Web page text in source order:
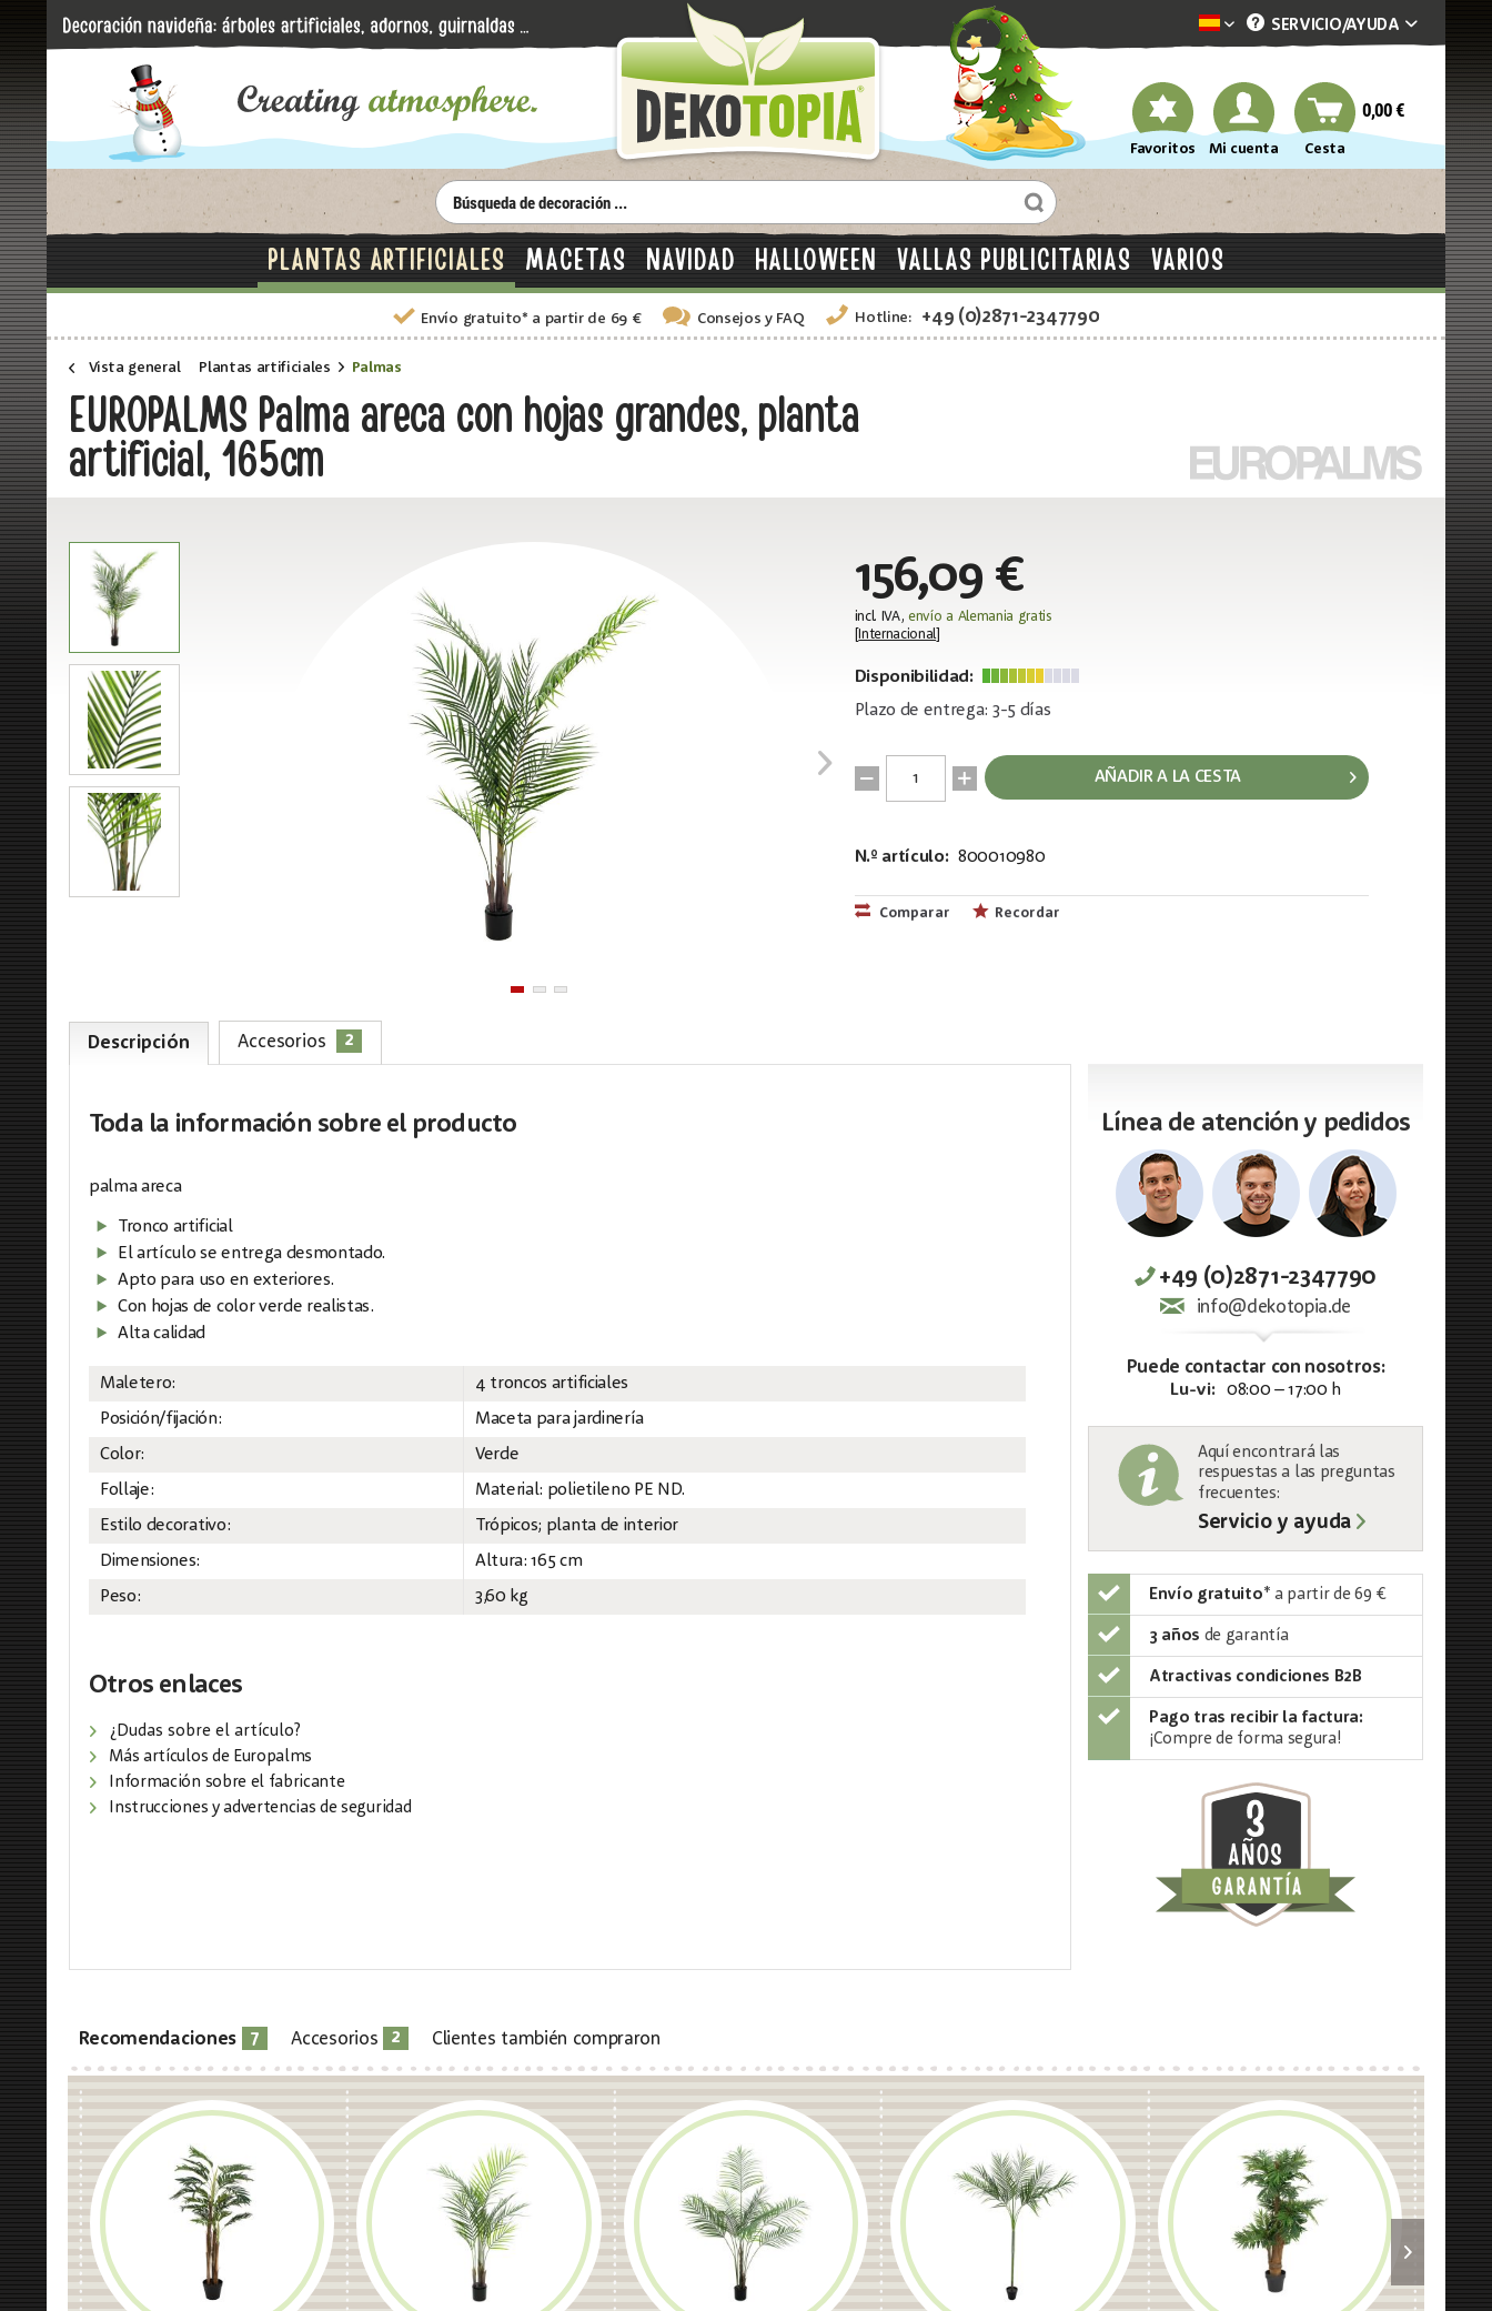
Dekotopia spanisch
SERVICIO/AYUDA
Favoritos Mi cuenta Cesta
0,00 €
PLANTAS ARTIFICIALES MACETAS NAVIDAD HALLOWEEN VALLAS PUBLICITARIAS VARIOS
Envío gratuito* a partir de 69 € Consejos y FAQ Hotline: +49 (0)2871-2347790
Vista general Plantas artificiales Palmas
EUROPALMS Palma areca con hojas grandes, planta
artificial, 165cm
156,09 €
incl. IVA,envío a Alemania gratis
Internacional]
Disponibilidad:
Plazo de entrega: 3-5 días
AÑADIR A LA CESTA
N.º artículo: 800010980
Comparar Recordar
Descripción Accesorios 2
Toda la información sobre el producto
palma areca
Tronco artificial
El artículo se entrega desmontado.
Apto para uso en exteriores.
Con hojas de color verde realistas.
Alta calidad
Maletero:
4 troncos artificiales
Posición/fijación:
Maceta para jardinería
Color:
Verde
Follaje:
Material: polietileno PE ND.
Estilo decorativo:
Trópicos; planta de interior
Dimensiones:
Altura: 165 cm
Peso:
3,60 kg
Otros enlaces
¿Dudas sobre el artículo?
Más artículos de Europalms
Información sobre el fabricante
Instrucciones y advertencias de seguridad
Línea de atención y pedidos
+49 (0)2871-2347790
info@dekotopia.de
Puede contactar con nosotros:
Lu-vi: 08:00 – 17:00 h
Aquí encontrará las
respuestas a las preguntas
frecuentes:
Servicio y ayuda
Envío gratuito* a partir de 69 €
3 años de garantía
Atractivas condiciones B2B
Pago tras recibir la factura:
¡Compre de forma segura!
Recomendaciones 7 Accesorios 2 Clientes también compraron